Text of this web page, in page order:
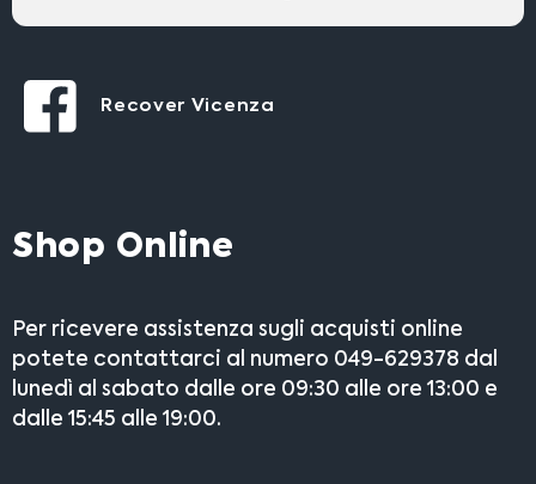
Recover Vicenza
Shop Online
Per ricevere assistenza sugli acquisti online
potete contattarci al numero 049-629378 dal
lunedì al sabato dalle ore 09:30 alle ore 13:00 e
dalle 15:45 alle 19:00.